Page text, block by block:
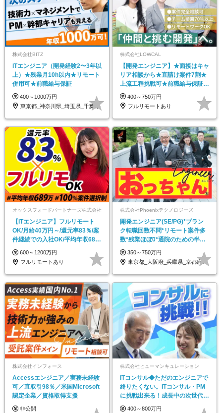
株式会社BITZ
ITエンジニア（開発経験2〜3年以
上）★残業月10h以内★リモート
併用可★前職給与保証
400～1000万円
東京都_神奈川県_埼玉県_千葉県
株式会社LOWCAL
【開発エンジニア】★面接はキャ
リア相談から★直請け案件7割★
上流工程挑戦可★前職給与保証★
リモート実績多数
400～750万円
フルリモートあり
オックスフォードパートナーズ株式会社
【ITエンジニア】フルリモート
OK/月給40万円～/還元率83％/案
件継続での入社OK/平均年収689
万円
600～1200万円
フルリモートあり
株式会社Phoenixテクノロジーズ
開発エンジニア(SE/PG)*ブラン
ク転職回数不問*リモート案件多
数*残業ほぼ0*通院のための半休
制度あり
350～750万円
東京都_大阪府_兵庫県_京都府_福岡県
株式会社インフォース
Accessエンジニア／実務未経験
可／直取引98％／米国Microsoft
認定企業／資格取得支援
非公開
株式会社ヒューマンキュレーション
ITコンサル◆ただのエンジニアで
終りたくない。ITコンサル・PM
に挑戦出来る！成長中の次世代IT
企業
400～800万円